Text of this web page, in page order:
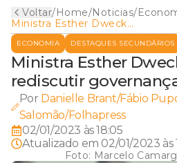
Voltar/Home/Noticias/
Ministra Esther Dweck
defende rediscutir
governança de estatais
ECONOMIA DESTAQUES SECUNDÁRIOS
Ministra Esther
rediscutir
Por Danielle Brant/Fábio
Salomão/Folhapress
02/01/2023 às 18:05
Atualizado em 02/01/2023 às
Foto: Marcelo